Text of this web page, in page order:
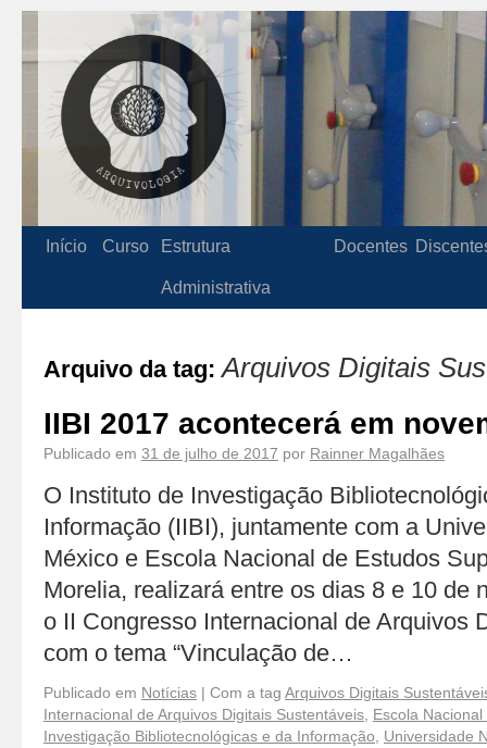
Início Curso Estrutura
Administrativa
Docentes
Arquivo da tag:Arquivos Digitais
IIBI 2017 acontecerá em
Publicado em 31 de julho de 2017 por Rainner Magalhães
O Instituto de Investigação
Informação (IIBI), juntamente com a
México e Escola Nacional de Estudos
Morelia, realizará entre os dias 8 e 10 de
o II Congresso Internacional de Arquivos
com o tema “Vinculação de…
Publicado em Notícias | Com a tag Arquivos Digitais
Internacional de Arquivos Digitais Sustentáveis Escola
Investigação Bibliotecnológicas e da Informação
Universidade